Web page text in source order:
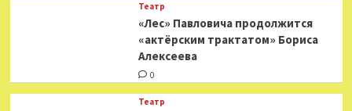
Театр
«Лес» Павловича продолжится
«актёрским трактатом» Бориса
Алексеева
0
Театр